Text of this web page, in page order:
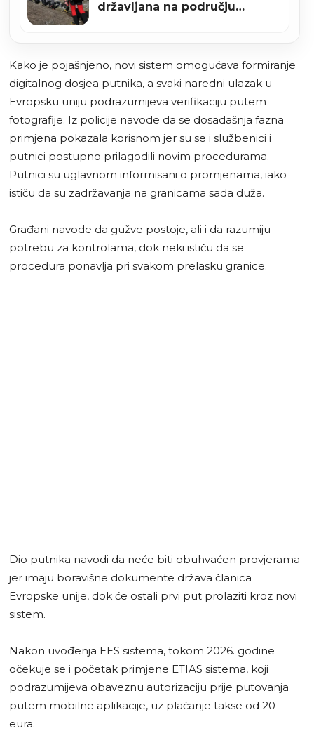
državljana na području
Kako je pojašnjeno, novi sistem omogućava formiranje
digitalnog dosjea putnika, a svaki naredni ulazak u
Evropsku uniju podrazumijeva verifikaciju putem
fotografije. Iz policije navode da se dosadašnja fazna
primjena pokazala korisnom jer su se i službenici i
putnici postupno prilagodili novim procedurama.
Putnici su uglavnom informisani o promjenama, iako
ističu da su zadržavanja na granicama sada duža.
Građani navode da gužve postoje, ali i da razumiju
potrebu za kontrolama, dok neki ističu da se
procedura ponavlja pri svakom prelasku granice.
Dio putnika navodi da neće biti obuhvaćen provjerama
jer imaju boravišne dokumente država članica
Evropske unije, dok će ostali prvi put prolaziti kroz novi
sistem.
Nakon uvođenja EES sistema, tokom 2026. godine
očekuje se i početak primjene ETIAS sistema, koji
podrazumijeva obaveznu autorizaciju prije putovanja
putem mobilne aplikacije, uz plaćanje takse od 20
eura.